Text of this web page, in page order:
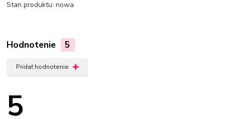
Stan produktu: nowa
Hodnotenie 5
Pridať hodnotenie
5